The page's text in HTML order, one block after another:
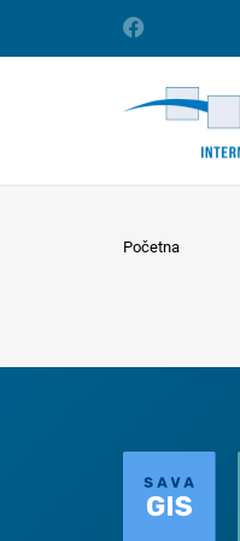
Početna